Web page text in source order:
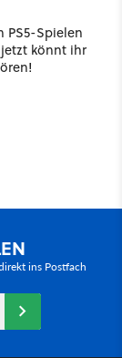
PS5-Spielen
könnt ihr
ins Postfach